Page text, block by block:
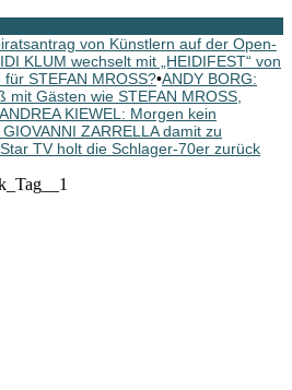
von Künstlern auf der Open-
KLUM wechselt mit „HEIDIFEST“ von
STEFAN MROSS?•ANDY BORG:
mit Gästen wie STEFAN MROSS,
ANDREA KIEWEL: Morgen kein
ZARRELLA damit zu
TV holt die Schlager-70er zurück